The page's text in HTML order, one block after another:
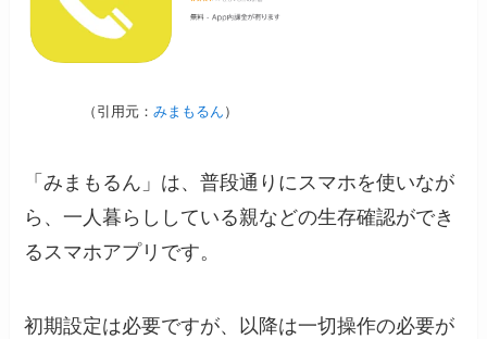
（引用元：みまもるん ）
「みまもるん」は、普段通りにスマホを使いなが
ら、一人暮らししている親などの生存確認ができ
るスマホアプリです。
初期設定は必要ですが、以降は一切操作の必要が